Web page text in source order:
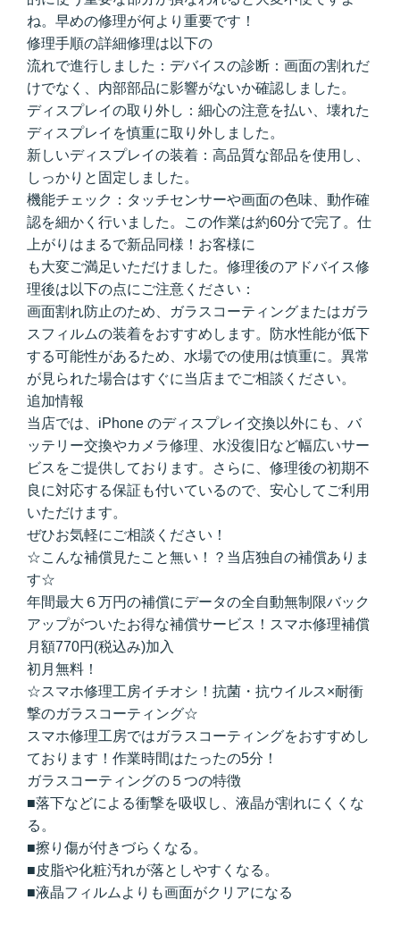
ね。早めの修理が何より重要です！
修理手順の詳細修理は以下の
流れで進行しました：デバイスの診断：画面の割れだ
けでなく、内部部品に影響がないか確認しました。
ディスプレイの取り外し：細心の注意を払い、壊れた
ディスプレイを慎重に取り外しました。
新しいディスプレイの装着：高品質な部品を使用し、
しっかりと固定しました。
機能チェック：タッチセンサーや画面の色味、動作確
認を細かく行いました。この作業は約60分で完了。仕
上がりはまるで新品同様！お客様に
も大変ご満足いただけました。修理後のアドバイス修
理後は以下の点にご注意ください：
画面割れ防止のため、ガラスコーティングまたはガラ
スフィルムの装着をおすすめします。防水性能が低下
する可能性があるため、水場での使用は慎重に。異常
が見られた場合はすぐに当店までご相談ください。
追加情報
当店では、iPhone のディスプレイ交換以外にも、バ
ッテリー交換やカメラ修理、水没復旧など幅広いサー
ビスをご提供しております。さらに、修理後の初期不
良に対応する保証も付いているので、安心してご利用
いただけます。
ぜひお気軽にご相談ください！
☆こんな補償見たこと無い！？当店独自の補償ありま
す☆
年間最大６万円の補償にデータの全自動無制限バック
アップがついたお得な補償サービス！スマホ修理補償
月額770円(税込み)加入
初月無料！
☆スマホ修理工房イチオシ！抗菌・抗ウイルス×耐衝
撃のガラスコーティング☆
スマホ修理工房ではガラスコーティングをおすすめし
ております！作業時間はたったの5分！
ガラスコーティングの５つの特徴
■落下などによる衝撃を吸収し、液晶が割れにくくな
る。
■擦り傷が付きづらくなる。
■皮脂や化粧汚れが落としやすくなる。
■液晶フィルムよりも画面がクリアになる